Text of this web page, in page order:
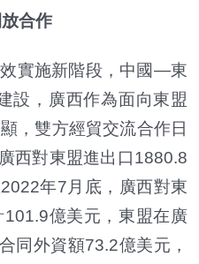
合作
實施新階段，中國—東
設，廣西作為面向東盟
，雙方經貿交流合作日
西對東盟進出口1880.8
年7月底，廣西對東
億美元，東盟在廣
同外資額73.2億美元，